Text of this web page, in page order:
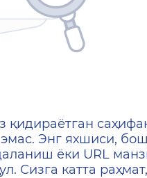
не
қидираётган
Энг яхшиси,
ёки URL
Сизга катта